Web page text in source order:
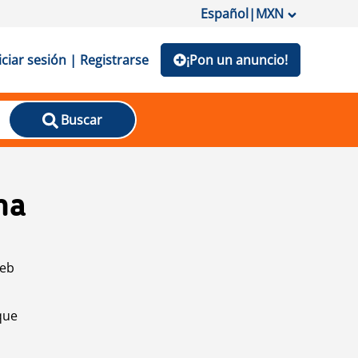
Español|MXN
sesión | Registrarse ¡Pon un anuncio!
Buscar